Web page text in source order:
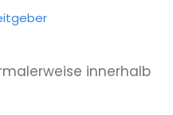
innerhalb